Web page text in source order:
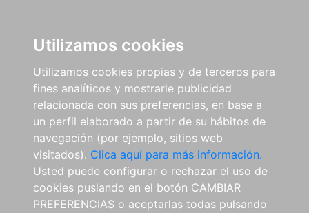
Utilizamos cookies
Utilizamos cookies propias y de terceros para
fines analíticos y mostrarle publicidad
relacionada con sus preferencias, en base a
un perfil elaborado a partir de su hábitos de
navegación (por ejemplo, sitios web
visitados). Clica aquí para más información.
Usted puede configurar o rechazar el uso de
cookies puslando en el botón CAMBIAR
PREFERENCIAS o aceptarlas todas pulsando